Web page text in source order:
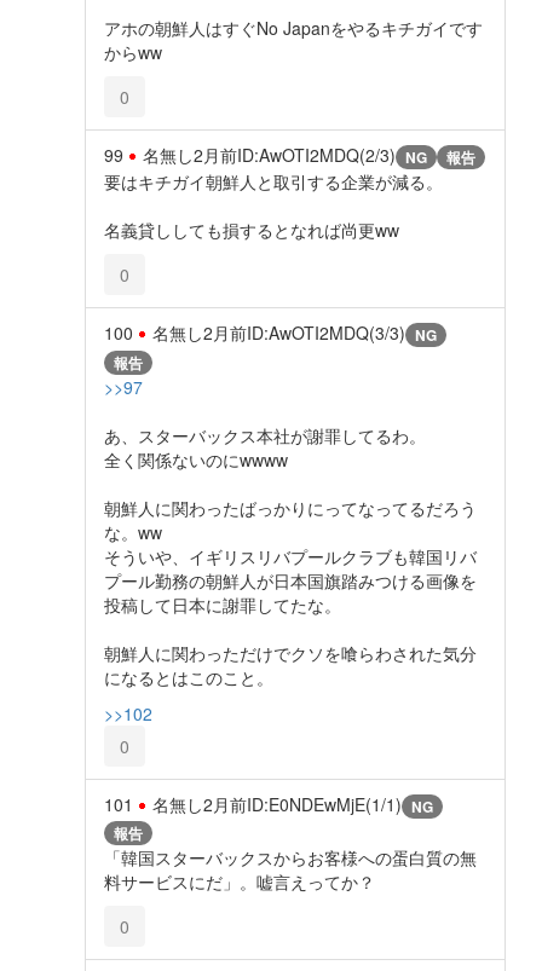
アホの朝鮮人はすぐNo Japanをやるキチガイです
からww
0
99 名無し2月前ID:AwOTI2MDQ(2/3) NG 報告
要はキチガイ朝鮮人と取引する企業が減る。
名義貸ししても損するとなれば尚更ww
0
100 名無し2月前ID:AwOTI2MDQ(3/3) NG
報告
>>97
あ、スターバックス本社が謝罪してるわ。
全く関係ないのにwwww
朝鮮人に関わったばっかりにってなってるだろう
な。ww
そういや、イギリスリバプールクラブも韓国リバ
プール勤務の朝鮮人が日本国旗踏みつける画像を
投稿して日本に謝罪してたな。
朝鮮人に関わっただけでクソを喰らわされた気分
になるとはこのこと。
>>102
0
101 名無し2月前ID:E0NDEwMjE(1/1) NG
報告
「韓国スターバックスからお客様への蛋白質の無
料サービスにだ」。嘘言えってか？
0